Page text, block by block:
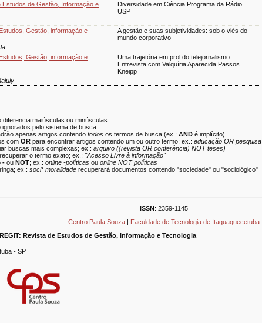
de Gestão, Informação e
Diversidade em Ciência Programa da Rádio
USP
Gestão, informação e
A gestão e suas subjetividades: sob o viés do
mundo corporativo
Gestão, informação e
Uma trajetória em prol do telejornalismo
Entrevista com Valquíria Aparecida Passos
Kneipp
maiúsculas ou minúsculas
pelo sistema de busca
apenas artigos contendotodos os termos de busca (ex.:AND é implícito)
comOR para encontrar artigos contendo um ou outro termo; ex.:educação OR pesquisa
buscas mais complexas; ex.:arquivo ((revista OR conferência) NOT teses)
o termo exato; ex.: "Acesso Livre à informação"
- ouNOT; ex.:online -políticas ouonline NOT políticas
ex.:soci* moralidade recuperará documentos contendo "sociedade" ou "sociológico"
ISSN: 2359-1145
Centro Paula Souza| Faculdade de Tecnologia de Itaquaquecetuba
REGIT: Revista de Estudos de Gestão, Informação e Tecnologia
- SP